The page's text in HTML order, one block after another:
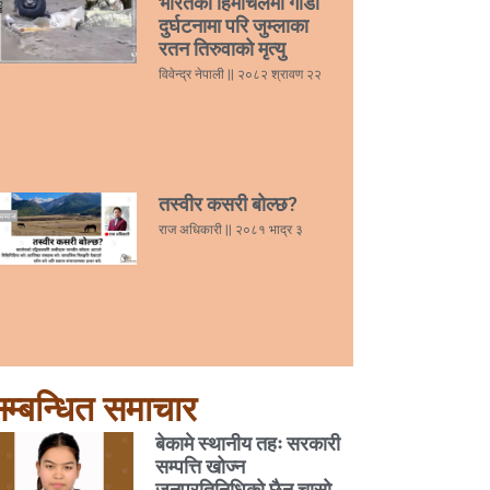
दुर्घटनामा परि जुम्लाका
रतन तिरुवाको मृत्यु
विवेन्द्र नेपाली २०८२ श्रावण २२
तस्वीर कसरी बोल्छ?
राज अधिकारी २०८१ भाद्र ३
समाचार
बेकामे स्थानीय तहः सरकारी
सम्पत्ति खोज्न